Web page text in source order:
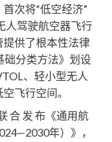
次将“低空经济”
人驾驶航空器飞行
供了根本性法律
础分类方法》划设
、轻小型无人
飞行空间。
合 发 布《通用航
年）》，